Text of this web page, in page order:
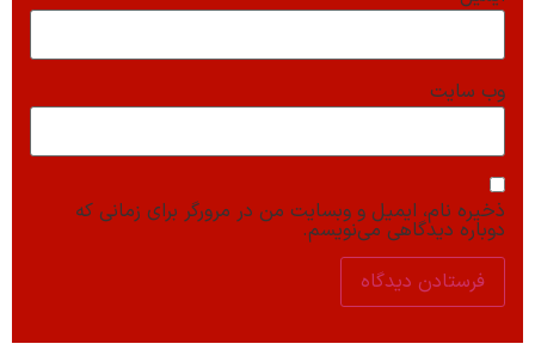
وب‌ سایت
ذخیره نام، ایمیل و وبسایت من در مرورگر برای زمانی که
دوباره دیدگاهی می‌نویسم.